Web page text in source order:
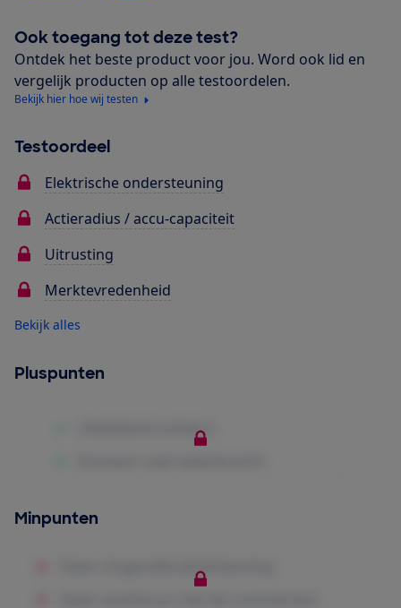
Ook toegang tot deze test?
Ontdek het beste product voor jou. Word ook lid en
vergelijk producten op alle testoordelen.
Bekijk hier hoe wij testen
Testoordeel
Elektrische ondersteuning
Actieradius / accu-capaciteit
Uitrusting
Merktevredenheid
Bekijk alles
Pluspunten
Minpunten